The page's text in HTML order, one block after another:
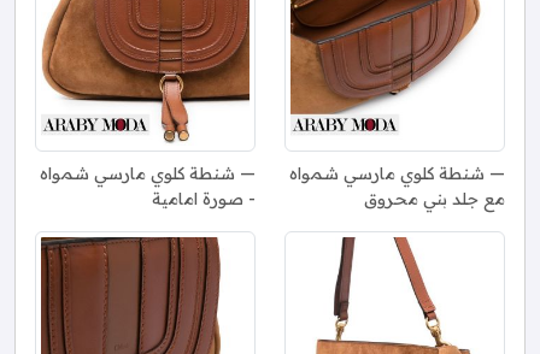
شنطة كلوي مارسي شمواه
مع جلد بني محروق
شنطة كلوي مارسي شمواه
- صورة امامية